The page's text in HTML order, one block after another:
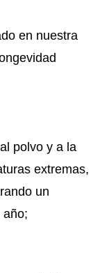
en nuestra
polvo y a la
extremas,
un
año;